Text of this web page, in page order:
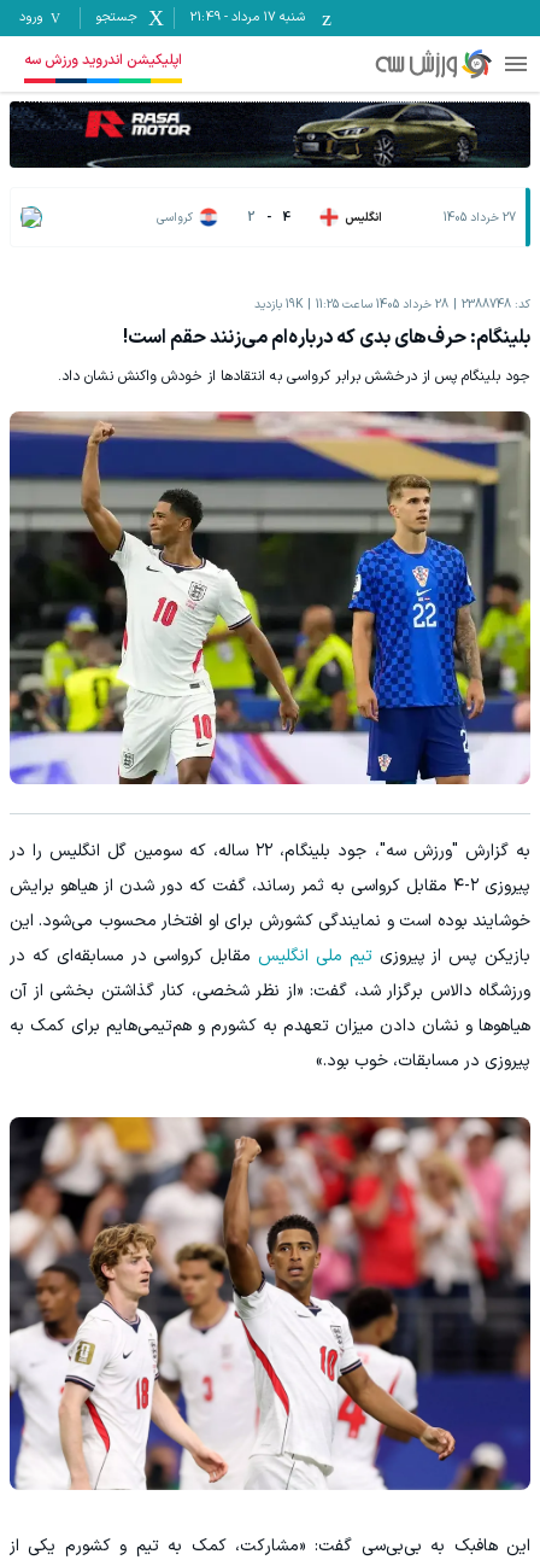
شنبه ۱۷ مرداد -
21:49 جستجو ورود
اپلیکیشن اندروید ورزش سه
27 خرداد 1405 انگلیس 4
-
2 کرواسی
کد: 2388748 28 خرداد 1405 ساعت 11:25 19K بازدید
بلینگام: حرف‌های بدی که درباره‌ام می‌زنند حقم است!
جود بلینگام پس از درخشش برابر کرواسی به انتقادها از خودش واکنش نشان داد.
به گزارش "ورزش سه"، جود بلینگام، ۲۲ ساله، که سومین گل انگلیس را در
پیروزی ۲-۴ مقابل کرواسی به ثمر رساند، گفت که دور شدن از هیاهو برایش
خوشایند بوده است و نمایندگی کشورش برای او افتخار محسوب می‌شود. این
بازیکن پس از پیروزیتیم ملی انگلیس مقابل کرواسی در مسابقه‌ای که در
ورزشگاه دالاس برگزار شد، گفت: «از نظر شخصی، کنار گذاشتن بخشی از آن
هیاهوها و نشان دادن میزان تعهدم به کشورم و هم‌تیمی‌هایم برای کمک به
پیروزی در مسابقات، خوب بود.»
این هافبک به بی‌بی‌سی گفت: «مشارکت، کمک به تیم و کشورم یکی از